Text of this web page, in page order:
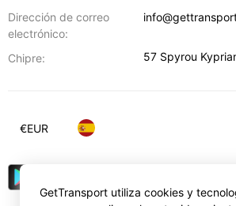
Dirección de correo
electrónico:
Chipre: 57 Spyrou
€EUR
GetTransport utiliza cookies y